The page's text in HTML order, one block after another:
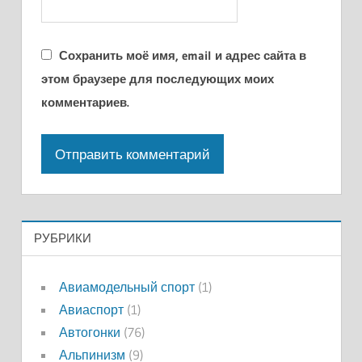
Сохранить моё имя, email и адрес сайта в
этом браузере для последующих моих
комментариев.
РУБРИКИ
Авиамодельный спорт(1)
Авиаспорт(1)
Автогонки (76)
Альпинизм (9)